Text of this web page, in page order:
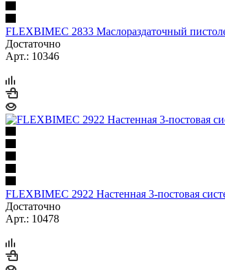
FLEXBIMEC 2833 Маслораздаточный
Достаточно
Арт.: 10346
FLEXBIMEC 2922 Настенная 3-постовая
Достаточно
Арт.: 10478